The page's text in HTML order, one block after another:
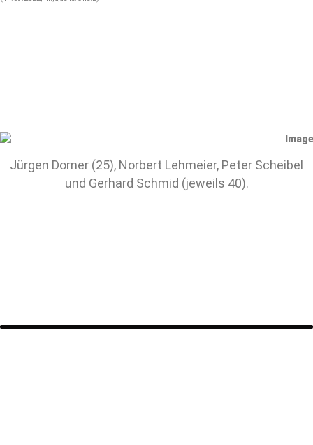
Jürgen Dorner (25), Norbert Lehmeier, Peter Scheibel
und Gerhard Schmid (jeweils 40).